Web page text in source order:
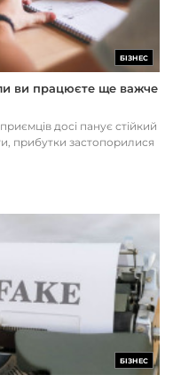
БІЗНЕС
ви працюєте ще важче
досі панує стійкий
прибутки застопорилися
БІЗНЕС